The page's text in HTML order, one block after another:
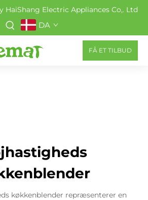
HaiShang Electric Appliances Co,. Ltd
DA
FÅ ET TILBUD
køkkenblender repræsenterer en